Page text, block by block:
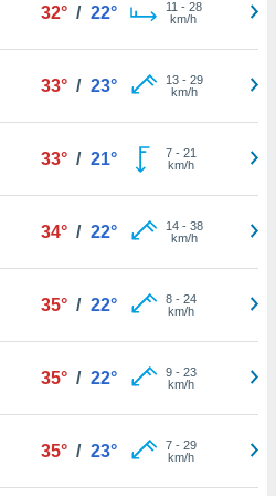
32° / 22° 11 - 28
km/h
33° / 23° 13- 29
km/h
33° / 21° 7- 21
km/h
34° / 22° 14- 38
km/h
35° / 22° 8- 24
km/h
35° / 22° 9- 23
km/h
35° / 23° 7- 29
km/h